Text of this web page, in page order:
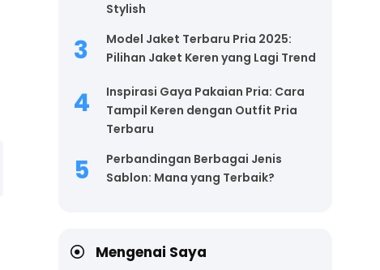
Stylish
Model Jaket Terbaru Pria 2025:
Pilihan Jaket Keren yang Lagi Trend
Inspirasi Gaya Pakaian Pria: Cara
Tampil Keren dengan Outfit Pria
Terbaru
Perbandingan Berbagai Jenis
Sablon: Mana yang Terbaik?
Mengenai Saya